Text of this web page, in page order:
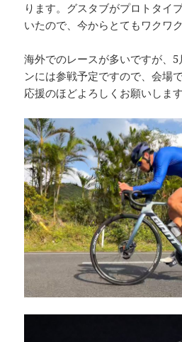
ります。グスタブがプロトタイ
いたので、今からとてもワクワ
海外でのレースが多いですが、
ンには参戦予定ですので、会場
応援のほどよろしくお願いします